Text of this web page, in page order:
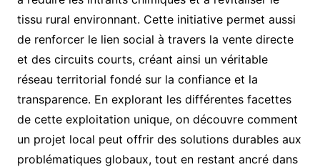
tissu rural environnant. Cette initiative permet aussi
de renforcer le lien social à travers la vente directe
et des circuits courts, créant ainsi un véritable
réseau territorial fondé sur la confiance et la
transparence. En explorant les différentes facettes
de cette exploitation unique, on découvre comment
un projet local peut offrir des solutions durables aux
problématiques globaux, tout en restant ancré dans